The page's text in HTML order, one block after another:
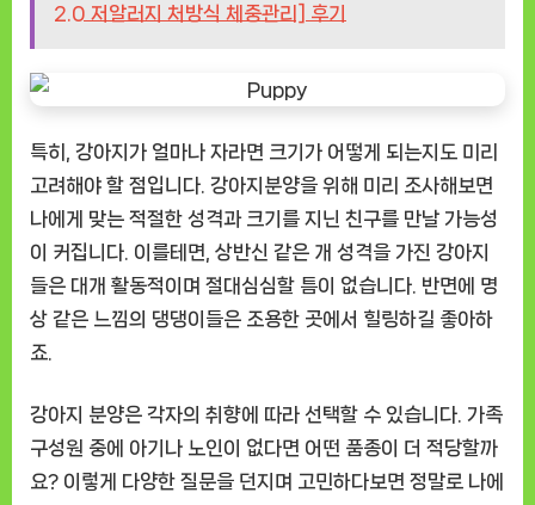
2.0 저알러지 처방식 체중관리] 후기
특히, 강아지가 얼마나 자라면 크기가 어떻게 되는지도 미리
고려해야 할 점입니다. 강아지분양을 위해 미리 조사해보면
나에게 맞는 적절한 성격과 크기를 지닌 친구를 만날 가능성
이 커집니다. 이를테면, 상반신 같은 개 성격을 가진 강아지
들은 대개 활동적이며 절대심심할 틈이 없습니다. 반면에 명
상 같은 느낌의 댕댕이들은 조용한 곳에서 힐링하길 좋아하
죠.
강아지 분양은 각자의 취향에 따라 선택할 수 있습니다. 가족
구성원 중에 아기나 노인이 없다면 어떤 품종이 더 적당할까
요? 이렇게 다양한 질문을 던지며 고민하다보면 정말로 나에